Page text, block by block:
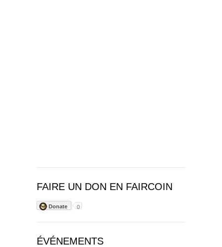
FAIRE UN DON EN FAIRCOIN
Donate 0
ÉVÉNEMENTS